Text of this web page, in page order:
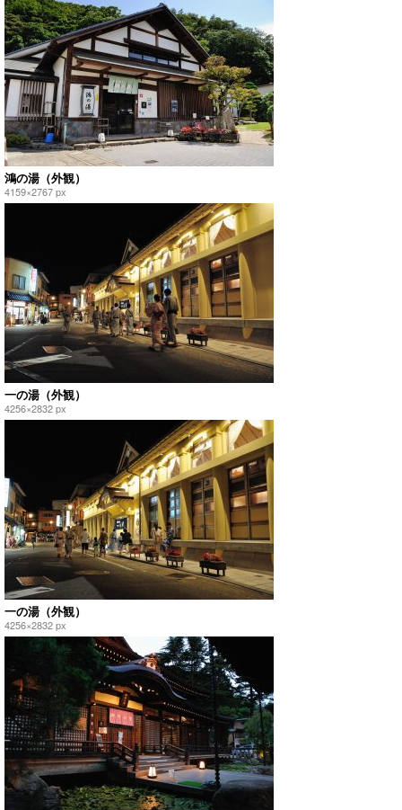
鴻の湯（外観）
4159×2767 px
一の湯（外観）
4256×2832 px
一の湯（外観）
4256×2832 px